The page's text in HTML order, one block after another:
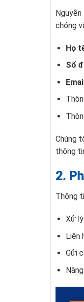
chóng
Họ
Số
Chúng
thông
2.
Thông
Xử
Liên
Gửi